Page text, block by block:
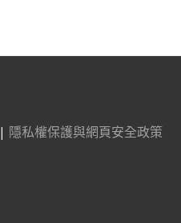
| 隱私權保護與網頁安全政策